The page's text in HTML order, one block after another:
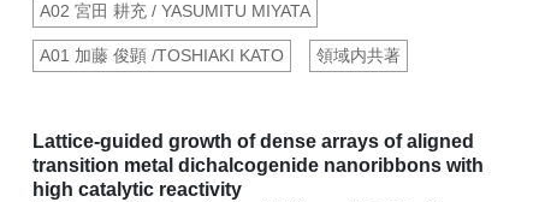
A02 宮田 耕充 / YASUMITU MIYATA
A01 加藤 俊顕 /TOSHIAKI KATO 領域内共著
Lattice-guided growth of dense arrays of aligned
transition metal dichalcogenide nanoribbons with
high catalytic reactivity